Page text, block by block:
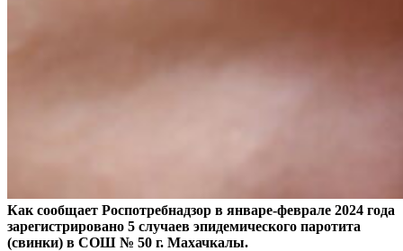
Как сообщает Роспотребнадзор в январе-феврале 2024 года
зарегистрировано 5 случаев эпидемического паротита
(свинки) в СОШ № 50 г. Махачкалы.